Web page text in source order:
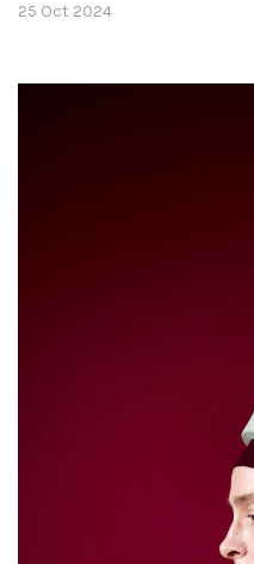
25 Oct 2024